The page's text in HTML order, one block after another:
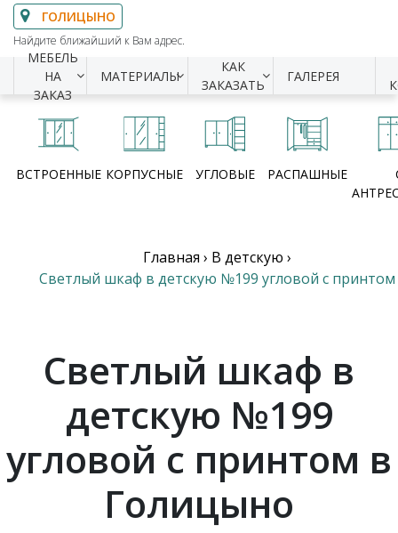
ГОЛИЦЫНО
Найдите ближайший к Вам адрес.
МЕБЕЛЬ
НА
ЗАКАЗ
МАТЕРИАЛЫ
КАК
ЗАКАЗАТЬ
ГАЛЕРЕЯ
ВСТРОЕННЫЕ КОРПУСНЫЕ УГЛОВЫЕ РАСПАШНЫЕ
Главная › В детскую ›
Светлый шкаф в детскую №199 угловой с принтом
Светлый шкаф в
детскую №199
угловой с принтом в
Голицыно